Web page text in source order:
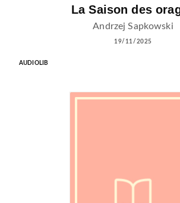
La Saison des
Andrzej Sapkowski
19/11/2025
AUDIOLIB